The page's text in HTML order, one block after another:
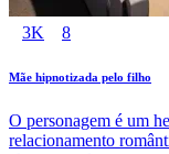
3K 8
Mãe hipnotizada pelo filho
O personagem é um
relacionamento